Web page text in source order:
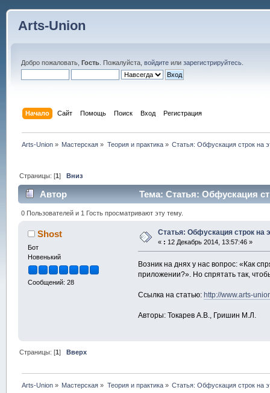
Arts-Union
Добро пожаловать, Гость. Пожалуйста, войдитеили зарегистрируйтесь.
Начало Сайт Помощь Поиск Вход Регистрация
Arts-Union » Мастерская » Теория и практика» Статья: Обфускация строк на
Страницы: [1]Вниз
Автор Тема: Статья: Обфускация
0 Пользователей и 1 Гость просматривают эту тему.
Shost
Бот
Новенький
Сообщений: 28
Статья: Обфускация строк на
« : 12 Декабрь 2014, 13:57:46 »
Возник на днях у нас вопрос: «Как
приложении?». Но спрятать так,
Ссылка на статью:http://www.arts-
Авторы: Токарев А.В., Гришин М.Л.
Страницы: [1]Вверх
Arts-Union » Мастерская » Теория и практика» Статья: Обфускация строк на